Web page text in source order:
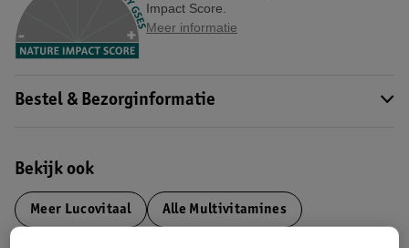
Impact Score.
Meer informatie
Bestel & Bezorginformatie
Bekijk ook
Meer Lucovitaal Alle Multivitamines